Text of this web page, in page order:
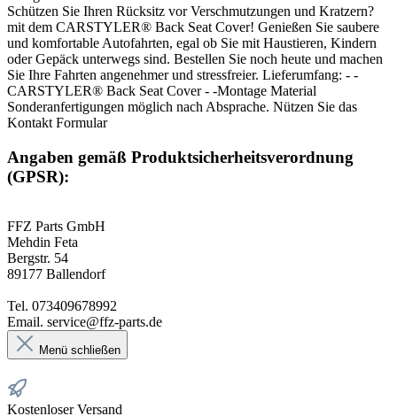
Schützen Sie Ihren Rücksitz vor Verschmutzungen und Kratzern?
mit dem CARSTYLER® Back Seat Cover! Genießen Sie saubere
und komfortable Autofahrten, egal ob Sie mit Haustieren, Kindern
oder Gepäck unterwegs sind. Bestellen Sie noch heute und machen
Sie Ihre Fahrten angenehmer und stressfreier. Lieferumfang: - -
CARSTYLER® Back Seat Cover - -Montage Material
Sonderanfertigungen möglich nach Absprache. Nützen Sie das
Kontakt Formular
Angaben gemäß Produktsicherheitsverordnung
(GPSR):
FFZ Parts GmbH
Mehdin Feta
Bergstr. 54
89177 Ballendorf
Tel. 073409678992
Email. service@ffz-parts.de
Menü schließen
Kostenloser Versand